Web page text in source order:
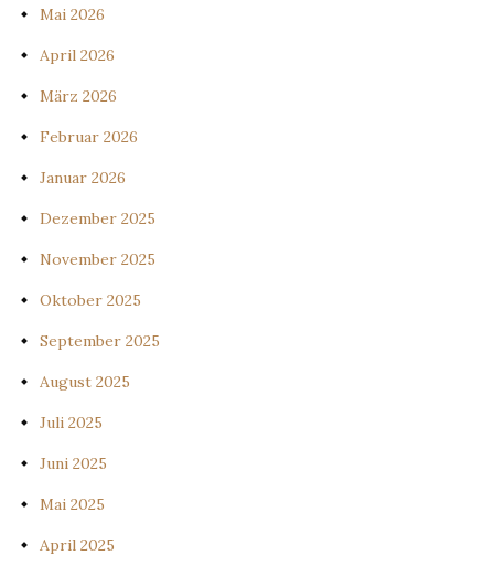
Mai 2026
April 2026
März 2026
Februar 2026
Januar 2026
Dezember 2025
November 2025
Oktober 2025
September 2025
August 2025
Juli 2025
Juni 2025
Mai 2025
April 2025